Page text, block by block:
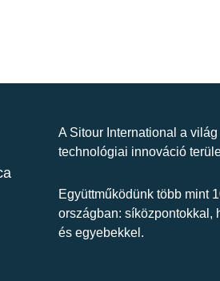
A Sitour International a
technológiai innováció
Együttműködünk több mint
országban: síközpontokkal,
és egyebekkel.